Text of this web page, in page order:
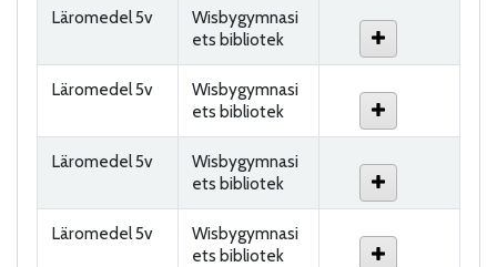
Läromedel 5v
Wisbygymnasi
ets bibliotek
Läromedel 5v
Wisbygymnasi
ets bibliotek
Läromedel 5v
Wisbygymnasi
ets bibliotek
Läromedel 5v
Wisbygymnasi
ets bibliotek